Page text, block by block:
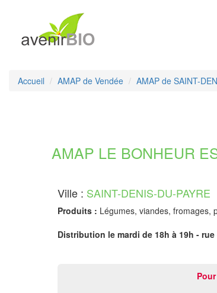
Accueil AMAP de Vendée AMAP de SAINT-
AMAP LE BONHEUR
Ville : SAINT-DENIS-DU-PAYRE
Produits : Légumes, viandes, fromages,
Distribution le mardi de 18h à 19h - rue